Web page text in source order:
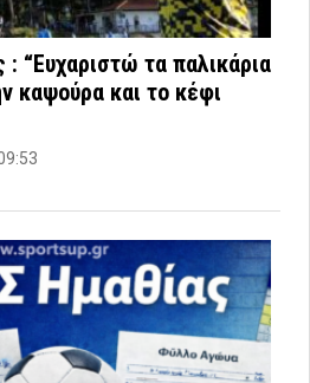
“Ευχαριστώ τα παλικάρια
καψούρα και το κέφι